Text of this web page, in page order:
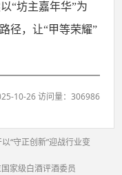
“坊主嘉年华”为
径，让“甲等荣耀”
10-26 访问量：306986
“守正创新”迎战行业变
家级白酒评酒委员